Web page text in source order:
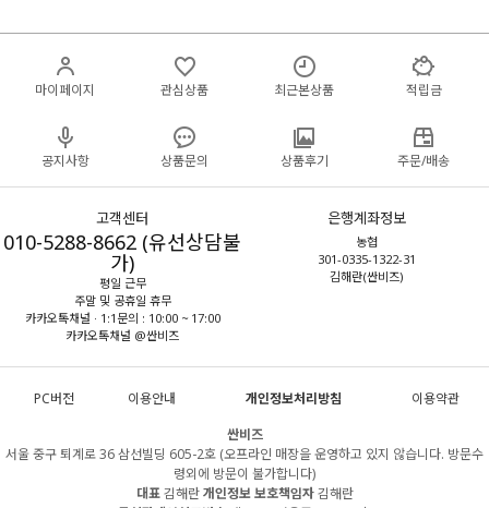
마이페이지 관심상품 최근본상품 적립금
공지사항 상품문의 상품후기 주문/배송
고객센터
010-5288-8662 (유선상담불
가)
평일 근무
주말 및 공휴일 휴무
카카오톡채널 · 1:1문의 : 10:00 ~ 17:00
카카오톡채널 @싼비즈
은행계좌정보
농협
301-0335-1322-31
김해란(싼비즈)
PC버전 이용안내 개인정보처리방침
이용약관
싼비즈
서울 중구 퇴계로 36 삼선빌딩 605-2호 (오프라인 매장을 운영하고 있지 않습니다. 방문수
령외에 방문이 불가합니다)
대표김해란개인정보 보호책임자김해란